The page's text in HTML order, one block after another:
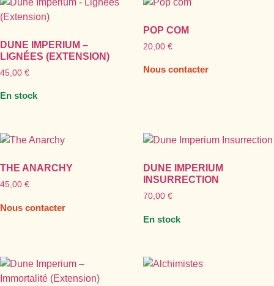
plus
plus
ancien
DUNE IMPERIUM –
LIGNÉES (EXTENSION)
45,00 €
En stock
POP COM
20,00 €
Nous contacter
THE ANARCHY
45,00 €
Nous contacter
DUNE IMPERIUM
INSURRECTION
70,00 €
En stock